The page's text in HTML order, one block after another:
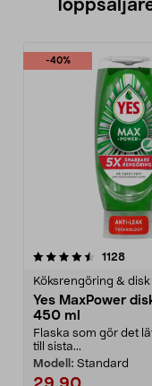
-40%
1128
Köksrengöring & disk
Yes MaxPower
450 ml
Flaska som gör det
till sista...
Modell: Standard
4.5 av 5